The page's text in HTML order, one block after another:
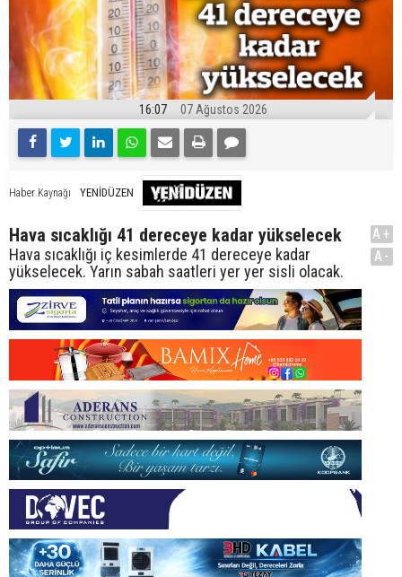
16:07 07 Ağustos 2026
Haber Kaynağı YENİDÜZEN
Hava sıcaklığı 41 dereceye kadar yükselecek
Hava sıcaklığı iç kesimlerde 41 dereceye kadar
yükselecek. Yarın sabah saatleri yer yer sisli olacak.
A+
A-